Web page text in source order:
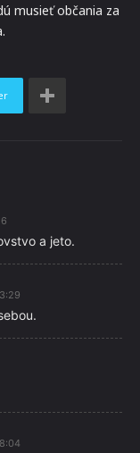
musieť občania za
a jeto.